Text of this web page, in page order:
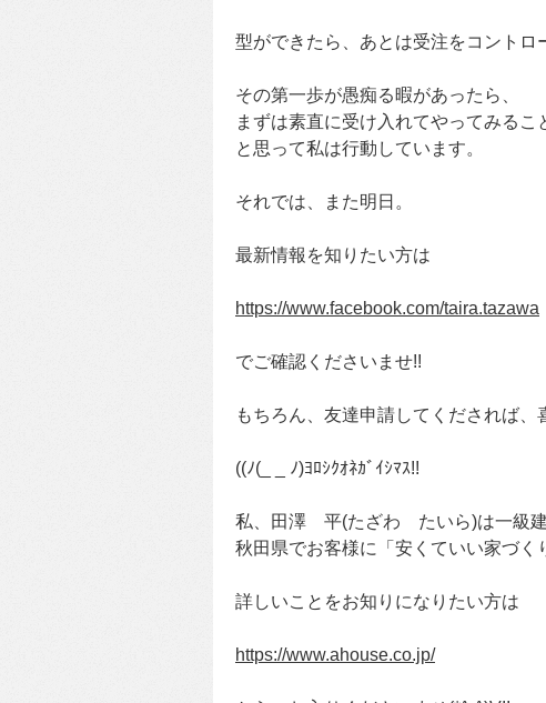
型ができたら、あとは受注をコントロ
その第一歩が愚痴る暇があったら、
まずは素直に受け入れてやってみるこ
と思って私は行動しています。
それでは、また明日。
最新情報を知りたい方は
https://www.facebook.com/taira.tazawa
でご確認くださいませ!!
もちろん、友達申請してくだされば、
((ﾉ(_ _ ﾉ)ﾖﾛｼｸｵﾈｶﾞｲｼﾏｽ!!
私、田澤 平(たざわ たいら)は一級
秋田県でお客様に「安くていい家づく
詳しいことをお知りになりたい方は
https://www.ahouse.co.jp/